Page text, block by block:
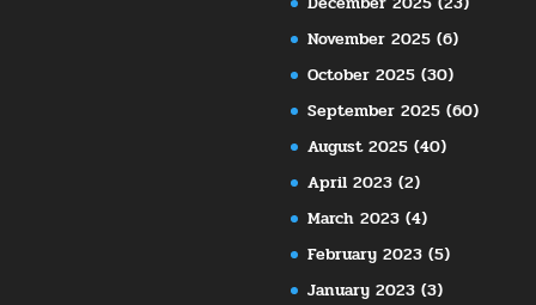
November 2025 (6)
October 2025 (30)
September 2025 (60)
August 2025 (40)
April 2023 (2)
March 2023 (4)
February 2023 (5)
January 2023 (3)